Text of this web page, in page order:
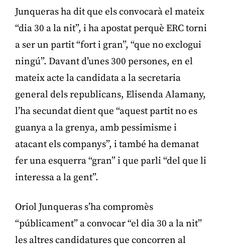
Junqueras ha dit que els convocarà el mateix
“dia 30 a la nit”, i ha apostat perquè ERC torni
a ser un partit “fort i gran”, “que no exclogui
ningú”. Davant d’unes 300 persones, en el
mateix acte la candidata a la secretaria
general dels republicans, Elisenda Alamany,
l’ha secundat dient que “aquest partit no es
guanya a la grenya, amb pessimisme i
atacant els companys”, i també ha demanat
fer una esquerra “gran” i que parli “del que li
interessa a la gent”.
Oriol Junqueras s’ha compromès
“públicament” a convocar “el dia 30 a la nit”
les altres candidatures que concorren al